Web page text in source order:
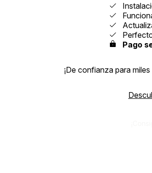
Pago
¡De confianza para